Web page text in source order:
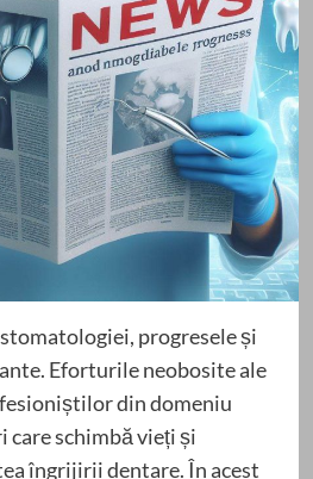
progresele și
Eforturile neobosite ale
din domeniu
care schimbă vieți și
îngrijirii dentare. În acest